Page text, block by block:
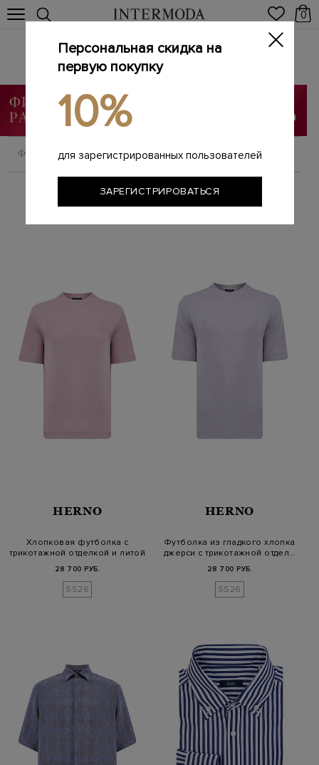
0
HERNO
Главная / Мужчинам /
ФИЛЬТРОВАТЬ СОРТИРОВАТЬ
HERNO
Хлопковая футболка с
трикотажной отделкой и литой
28 700 РУБ.
SS26
HERNO
Футболка из гладкого хлопка
джерси с трикотажной отдел…
28 700 РУБ.
SS26
Персональная скидка на
первую покупку
10%
для зарегистрированных пользователей
ЗАРЕГИСТРИРОВАТЬСЯ